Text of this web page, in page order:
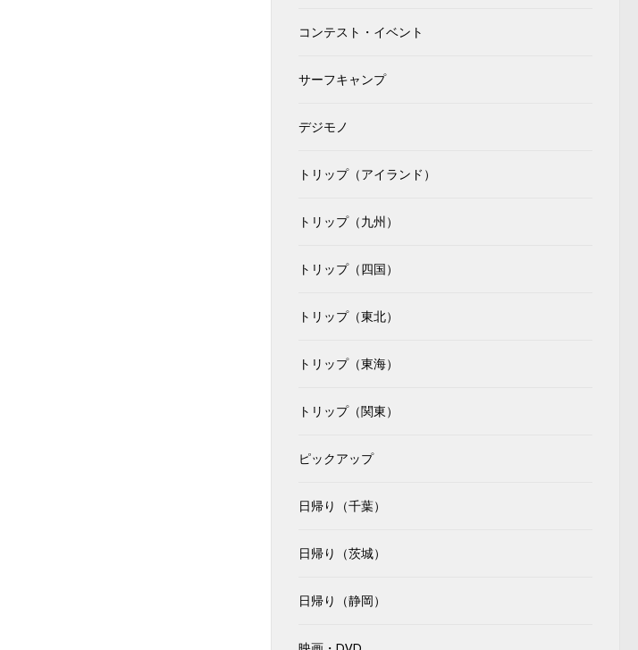
コンテスト・イベント
サーフキャンプ
デジモノ
トリップ（アイランド）
トリップ（九州）
トリップ（四国）
トリップ（東北）
トリップ（東海）
トリップ（関東）
ピックアップ
日帰り（千葉）
日帰り（茨城）
日帰り（静岡）